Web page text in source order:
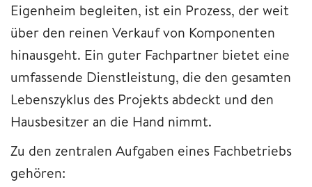
Eigenheim begleiten, ist ein Prozess, der weit
über den reinen Verkauf von Komponenten
hinausgeht. Ein guter Fachpartner bietet eine
umfassende Dienstleistung, die den gesamten
Lebenszyklus des Projekts abdeckt und den
Hausbesitzer an die Hand nimmt.
Zu den zentralen Aufgaben eines Fachbetriebs
gehören: